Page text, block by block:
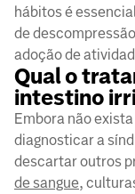
hábitos é
de
adoção de
Qual o
intestino
Embora não
diagnosticar a
descartar outros
de sangue,